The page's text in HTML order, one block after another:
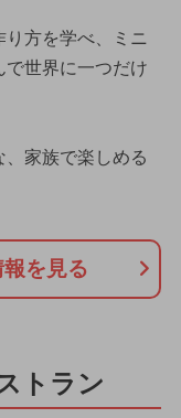
方を学べ、ミニ
世界に一つだけ
家族で楽しめる
を見る
トラン